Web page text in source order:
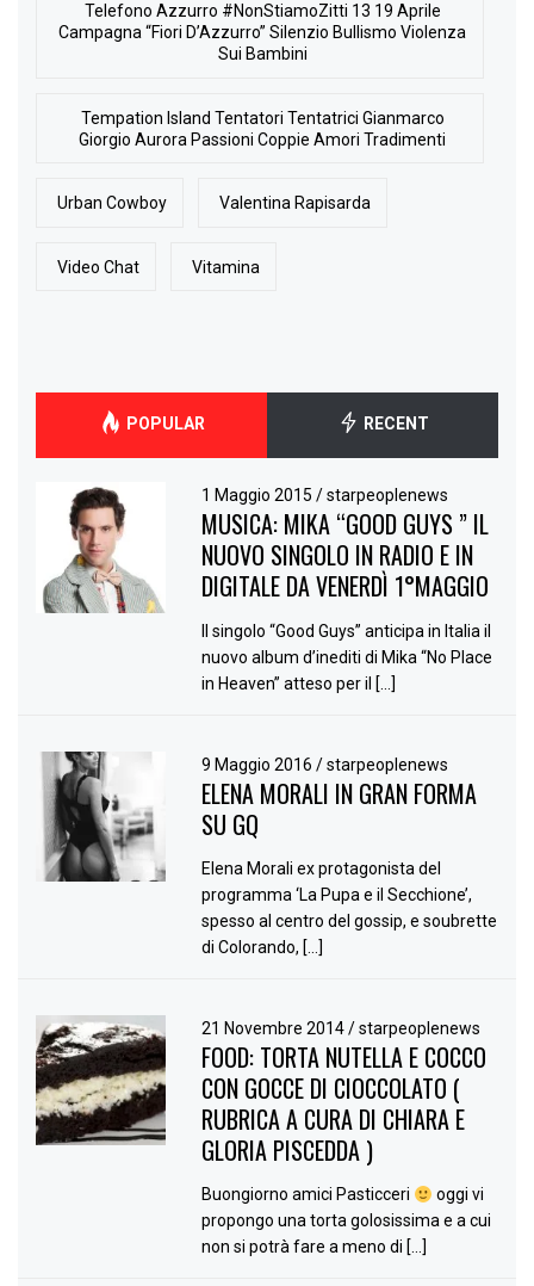
Telefono Azzurro #NonStiamoZitti 13 19 Aprile
Campagna “Fiori D’Azzurro” Silenzio Bullismo Violenza
Sui Bambini
Tempation Island Tentatori Tentatrici Gianmarco
Giorgio Aurora Passioni Coppie Amori Tradimenti
Urban Cowboy Valentina Rapisarda
Video Chat Vitamina
POPULAR RECENT
1 Maggio 2015/ starpeoplenews
MUSICA: MIKA “GOOD GUYS ” IL
NUOVO SINGOLO IN RADIO E IN
DIGITALE DA VENERDÌ 1°MAGGIO
Il singolo “Good Guys” anticipa in Italia il
nuovo album d’inediti di Mika “No Place
in Heaven” atteso per il […]
9 Maggio 2016/ starpeoplenews
ELENA MORALI IN GRAN FORMA
SU GQ
Elena Morali ex protagonista del
programma ‘La Pupa e il Secchione’,
spesso al centro del gossip, e soubrette
di Colorando, […]
21 Novembre 2014/ starpeoplenews
FOOD: TORTA NUTELLA E COCCO
CON GOCCE DI CIOCCOLATO (
RUBRICA A CURA DI CHIARA E
GLORIA PISCEDDA )
Buongiorno amici Pasticceri
oggi vi
propongo una torta golosissima e a cui
non si potrà fare a meno di […]